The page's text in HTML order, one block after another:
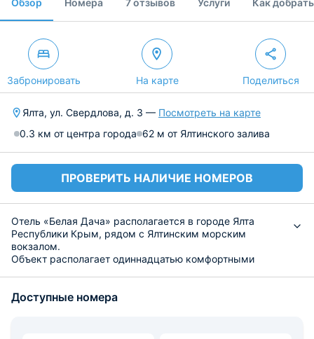
Обзор Номера 7 отзывов Услуги Как
Забронировать На карте Поделиться
Ялта, ул. Свердлова, д. 3 — Посмотреть на карте
0.3 км от центра города 62 м от Ялтинского залива
ПРОВЕРИТЬ НАЛИЧИЕ НОМЕРОВ
Отель «Белая Дача» располагается в городе Ялта
Республики Крым, рядом с Ялтинским морским
вокзалом.
Объект располагает одиннадцатью комфортными
телевидение, двуспальная кровать и рабочий уголок. В
Доступные номера